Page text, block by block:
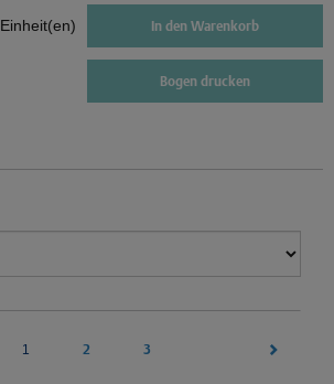
Einheit(en) In den Warenkorb
Bogen drucken
1 2 3